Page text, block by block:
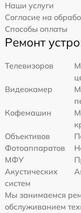
Наши услуги
Согласие на
Способы оплаты
Ремонт
Телевизоров
Видеокамер
Кофемашин
Объективов
Фотоаппаратов
МФУ
Акустических
систем
Мы занимаемся
обслуживанием